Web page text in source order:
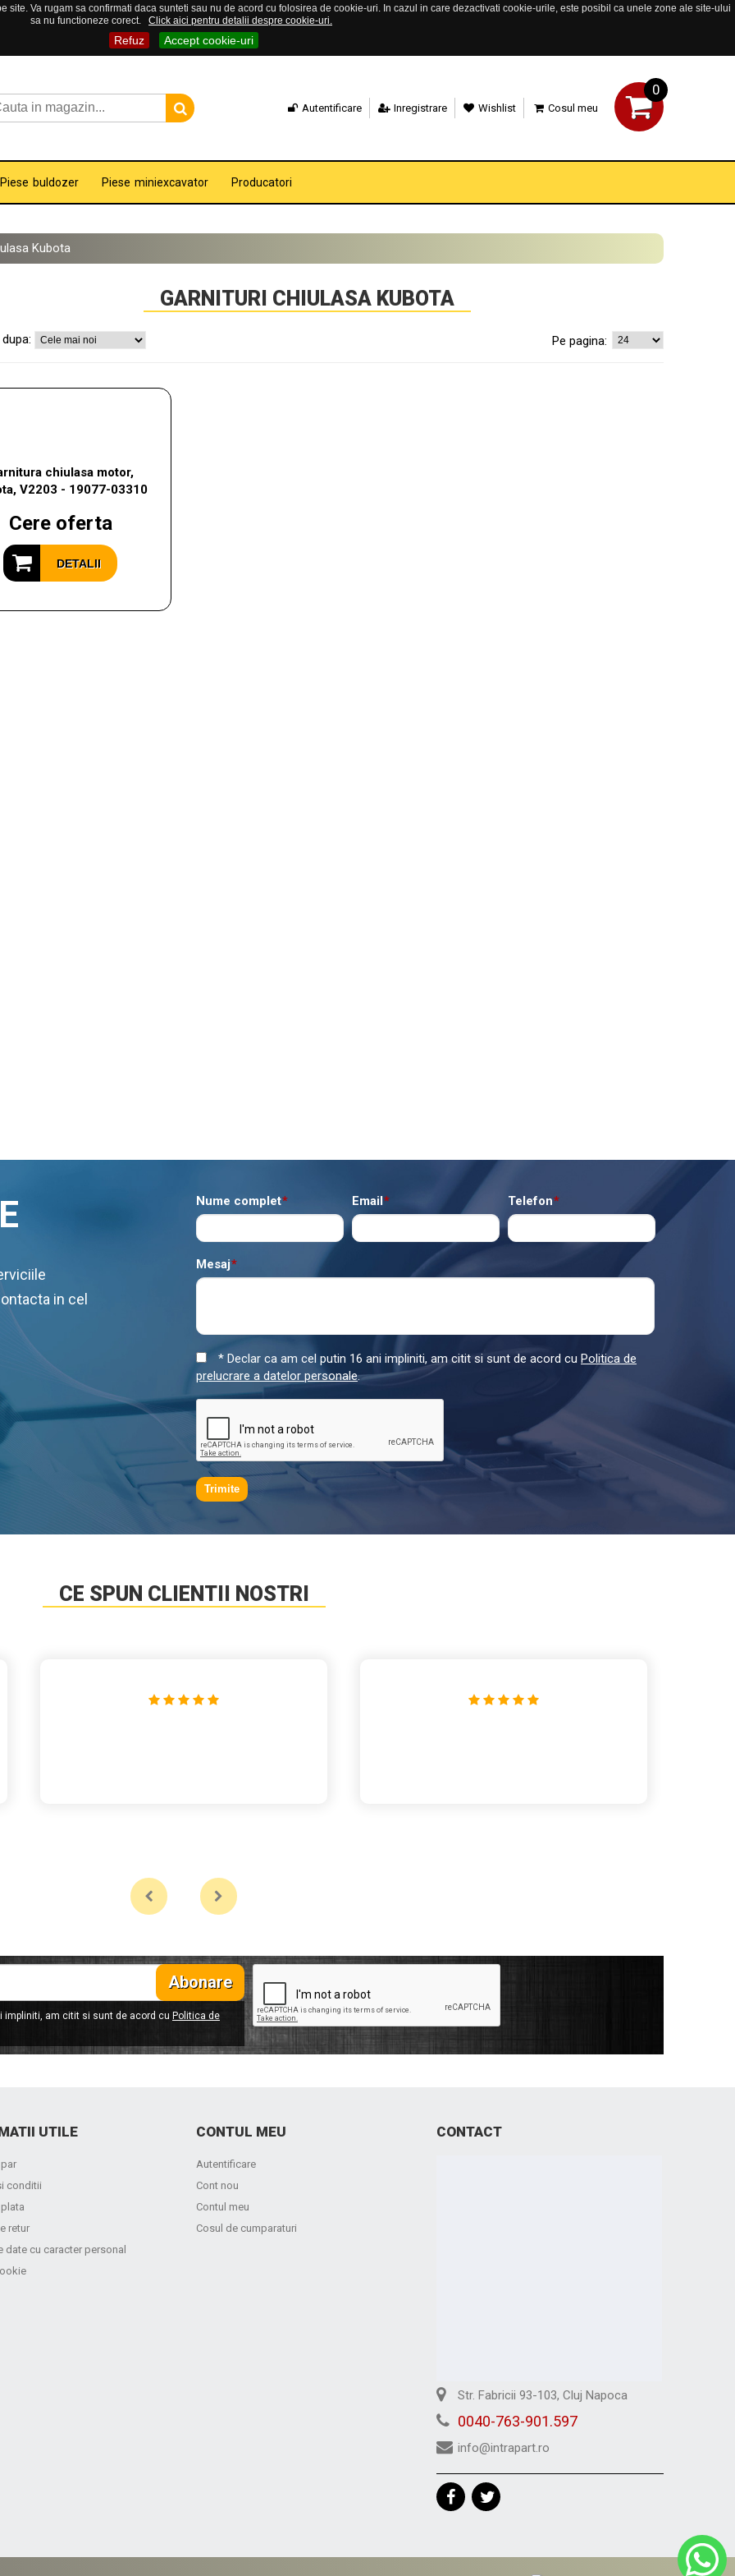
Va rugam sa confirmati daca sunteti sau nu de acord cu folosirea de cookie-uri. In cazul in care dezactivati cookie-urile, este posibil ca unele zone ale site-ului
sa nu functioneze corect.
Click aici pentru detalii despre cookie-uri.
Refuz Accept cookie-uri
0
Autentificare Inregistrare Wishlist Cosul meu
Piese buldozer Piese miniexcavator Producatori
Kubota
GARNITURI CHIULASA KUBOTA
Pe pagina:
chiulasa motor,
V2203 - 19077-03310
Cere oferta
DETALII
in cel
*
Nume complet *
Email *
Telefon
*
Mesaj
* Declar ca am cel putin 16 ani impliniti, am citit si sunt de acord cu Politica de
prelucrare a datelor personale.
Trimite
CE SPUN CLIENTII NOSTRI
Abonare
impliniti, am citit si sunt de acord cu Politica de
UTILE
conditii
retur
date cu caracter personal
CONTUL MEU
Autentificare
Cont nou
Contul meu
Cosul de cumparaturi
CONTACT
Str. Fabricii 93-103, Cluj Napoca
0040-763-901.597
info@intrapart.ro